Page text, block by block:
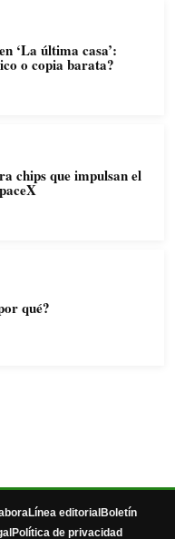
‘La última casa’:
o copia barata?
chips que impulsan el
qué?
Línea editorial Boletín
Política de privacidad